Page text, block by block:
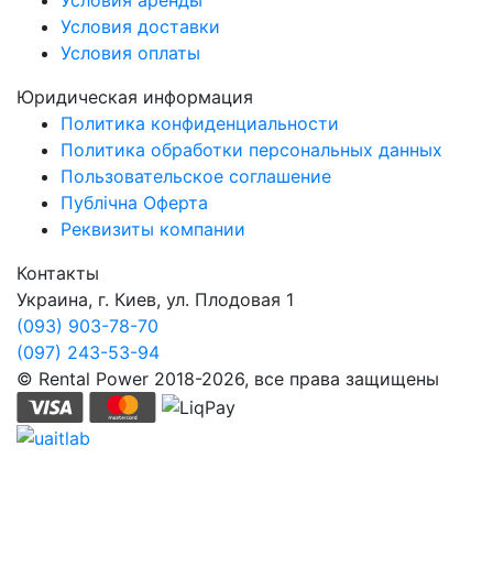
Условия доставки
Условия оплаты
Юридическая информация
Политика конфиденциальности
Политика обработки персональных данных
Пользовательское соглашение
Публічна Оферта
Реквизиты компании
Контакты
Украина, г. Киев, ул. Плодовая 1
(093) 903-78-70
(097) 243-53-94
© Rental Power 2018-2026, все права защищены